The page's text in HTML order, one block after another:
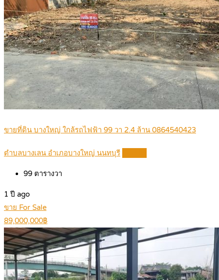
ขายที่ดิน บางใหญ่ ใกล้รถไฟฟ้า 99 วา 2.4 ล้าน 0864540423
ตำบลบางเลน อำเภอบางใหญ่ นนทบุรี
99 ตารางวา
1 ปี ago
ขาย For Sale
89,000,000฿